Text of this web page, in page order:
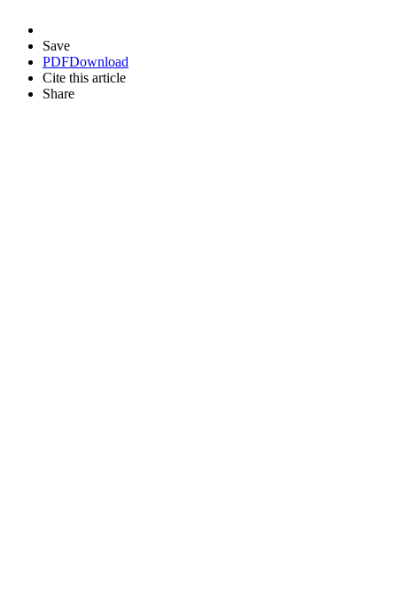
Save
PDFDownload
Cite this article
Share